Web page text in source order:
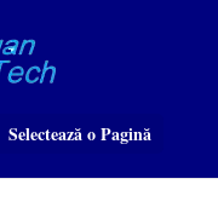
Selectează o Pagină